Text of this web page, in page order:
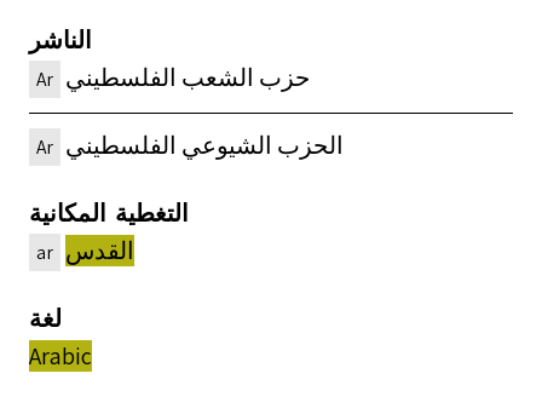
الناشر
Ar حزب الشعب الفلسطيني
Ar الحزب الشيوعي الفلسطيني
التغطية المكانية
ar القدس
لغة
Arabic